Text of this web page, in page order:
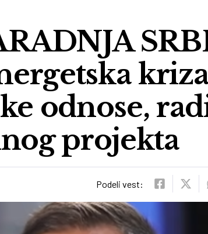
odnose,
projekta
Podeli vest: